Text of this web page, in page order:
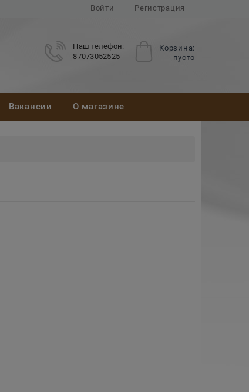
Войти Регистрация
Корзина:
пусто
Наш телефон:
87073052525
Вакансии О магазине